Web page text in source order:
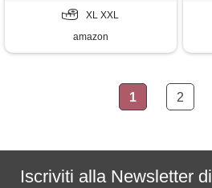
XL XXL
amazon
1 2
Iscriviti alla Newsletter